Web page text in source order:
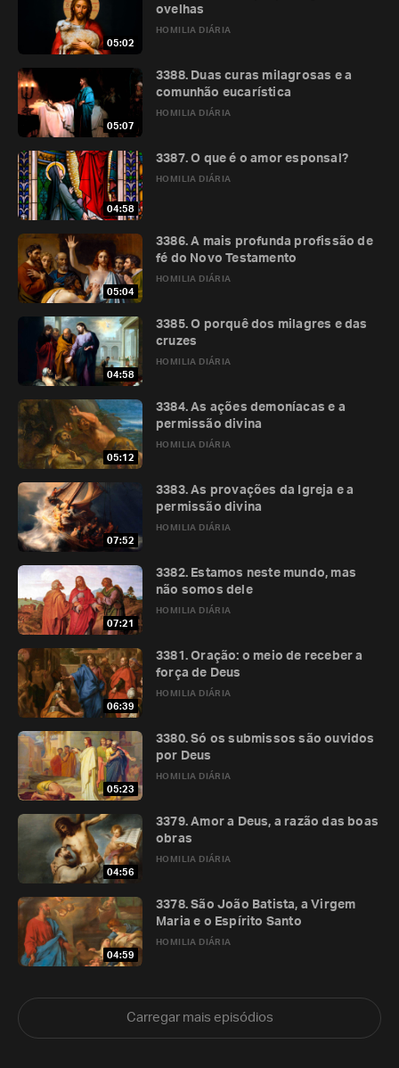
05:02
HOMILIA DIÁRIA
ovelhas
05:07
HOMILIA DIÁRIA
3388. Duas curas milagrosas e a
comunhão eucarística
04:58
HOMILIA DIÁRIA
3387. O que é o amor esponsal?
05:04
HOMILIA DIÁRIA
3386. A mais profunda profissão de
fé do Novo Testamento
04:58
HOMILIA DIÁRIA
3385. O porquê dos milagres e das
cruzes
05:12
HOMILIA DIÁRIA
3384. As ações demoníacas e a
permissão divina
07:52
HOMILIA DIÁRIA
3383. As provações da Igreja e a
permissão divina
07:21
HOMILIA DIÁRIA
3382. Estamos neste mundo, mas
não somos dele
06:39
HOMILIA DIÁRIA
3381. Oração: o meio de receber a
força de Deus
05:23
HOMILIA DIÁRIA
3380. Só os submissos são ouvidos
por Deus
04:56
HOMILIA DIÁRIA
3379. Amor a Deus, a razão das boas
obras
04:59
HOMILIA DIÁRIA
3378. São João Batista, a Virgem
Maria e o Espírito Santo
Carregar mais episódios